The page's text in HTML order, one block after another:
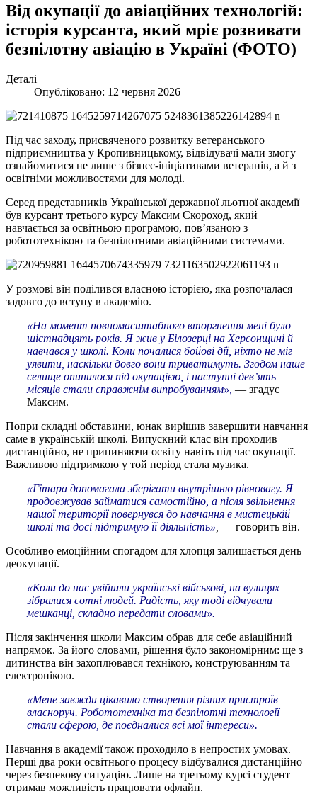
Від окупації до авіаційних технологій:
історія курсанта, який мріє розвивати
безпілотну авіацію в Україні (ФОТО)
Деталі
Опубліковано: 12 червня 2026
Під час заходу, присвяченого розвитку ветеранського
підприємництва у Кропивницькому, відвідувачі мали змогу
ознайомитися не лише з бізнес-ініціативами ветеранів, а й з
освітніми можливостями для молоді.
Серед представників Української державної льотної академії
був курсант третього курсу Максим Скороход, який
навчається за освітньою програмою, пов’язаною з
робототехнікою та безпілотними авіаційними системами.
У розмові він поділився власною історією, яка розпочалася
задовго до вступу в академію.
«На момент повномасштабного вторгнення мені було
шістнадцять років. Я жив у Білозерці на Херсонщині й
навчався у школі. Коли почалися бойові дії, ніхто не міг
уявити, наскільки довго вони триватимуть. Згодом наше
селище опинилося під окупацією, і наступні дев’ять
місяців стали справжнім випробуванням», — згадує
Максим.
Попри складні обставини, юнак вирішив завершити навчання
саме в українській школі. Випускний клас він проходив
дистанційно, не припиняючи освіту навіть під час окупації.
Важливою підтримкою у той період стала музика.
«Гітара допомагала зберігати внутрішню рівновагу. Я
продовжував займатися самостійно, а після звільнення
нашої території повернувся до навчання в мистецькій
школі та досі підтримую її діяльність» — говорить він.
Особливо емоційним спогадом для хлопця залишається день
деокупації.
«Коли до нас увійшли українські військові, на вулицях
зібралися сотні людей. Радість, яку тоді відчували
мешканці, складно передати словами».
Після закінчення школи Максим обрав для себе авіаційний
напрямок. За його словами, рішення було закономірним: ще з
дитинства він захоплювався технікою, конструюванням та
електронікою.
«Мене завжди цікавило створення різних пристроїв
власноруч. Робототехніка та безпілотні технології
стали сферою, де поєдналися всі мої інтереси».
Навчання в академії також проходило в непростих умовах.
Перші два роки освітнього процесу відбувалися дистанційно
через безпекову ситуацію. Лише на третьому курсі студент
отримав можливість працювати офлайн.